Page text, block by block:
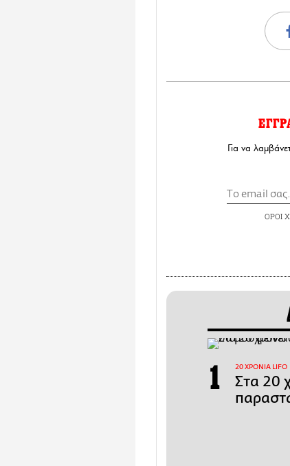
Για να
ΟΡΟΙ
20 ΧΡΟΝΙΑ LIFO
Στα 20